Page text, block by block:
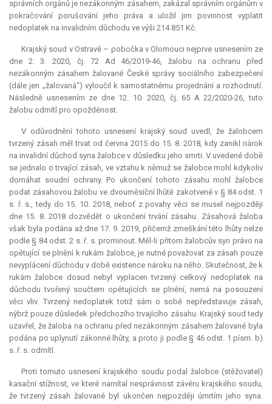
správních orgánů je nezákonným zásahem, zakázal správním orgánům v
pokračování porušování jeho práva a uložil jim povinnost vyplatit
nedoplatek na invalidním důchodu ve výši 214.851 Kč.
Krajský soud v Ostravě – pobočka v Olomouci nejprve usnesením ze
dne 2. 3. 2020, čj. 72 Ad 46/2019-46, žalobu na ochranu před
nezákonným zásahem žalované České správy sociálního zabezpečení
(dále jen „žalovaná“) vyloučil k samostatnému projednání a rozhodnutí.
Následně usnesením ze dne 12. 10. 2020, čj. 65 A 22/2020-26, tuto
žalobu odmítl pro opožděnost.
V odůvodnění tohoto usnesení krajský soud uvedl, že žalobcem
tvrzený zásah měl trvat od června 2015 do 15. 8. 2018, kdy zanikl nárok
na invalidní důchod syna žalobce v důsledku jeho smrti. V uvedené době
se jednalo o trvající zásah, ve vztahu k němuž se žalobce mohl kdykoliv
domáhat soudní ochrany. Po ukončení tohoto zásahu mohl žalobce
podat zásahovou žalobu ve dvouměsíční lhůtě zakotvené v § 84 odst. 1
s. ř. s., tedy do 15. 10. 2018, neboť z povahy věci se musel nejpozději
dne 15. 8. 2018 dozvědět o ukončení trvání zásahu. Zásahová žaloba
však byla podána až dne 17. 9. 2019, přičemž zmeškání této lhůty nelze
podle § 84 odst. 2 s. ř. s. prominout. Měl-li přitom žalobcův syn právo na
opětující se plnění k rukám žalobce, je nutné považovat za zásah pouze
nevyplácení důchodu v době existence nároku na něho. Skutečnost, že k
rukám žalobce dosud nebyl vyplacen tvrzený celkový nedoplatek na
důchodu tvořený součtem opětujících se plnění, nemá na posouzení
věci vliv. Tvrzený nedoplatek totiž sám o sobě nepředstavuje zásah,
nýbrž pouze důsledek předchozího trvajícího zásahu. Krajský soud tedy
uzavřel, že žaloba na ochranu před nezákonným zásahem žalované byla
podána po uplynutí zákonné lhůty, a proto ji podle § 46 odst. 1 písm. b)
s. ř. s. odmítl.
Proti tomuto usnesení krajského soudu podal žalobce (stěžovatel)
kasační stížnost, ve které namítal nesprávnost závěru krajského soudu,
že tvrzený zásah žalované byl ukončen nejpozději úmrtím jeho syna.